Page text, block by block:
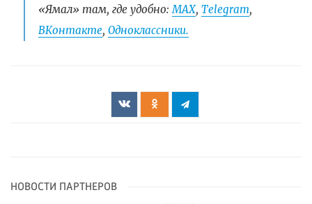
«Ямал» там, где удобно:МАХ, Telegram,
ВКонтакте, Одноклассники.
НОВОСТИ ПАРТНЕРОВ